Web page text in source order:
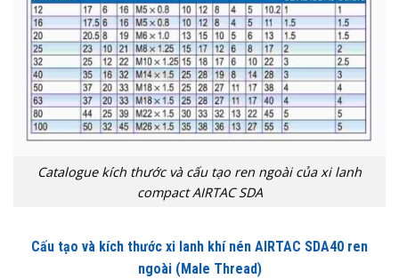
Catalogue kích thước và cấu tạo ren ngoài của xi lanh
compact AIRTAC SDA
Cấu tạo và kích thước xi lanh khí nén AIRTAC SDA40 ren
ngoài (Male Thread)